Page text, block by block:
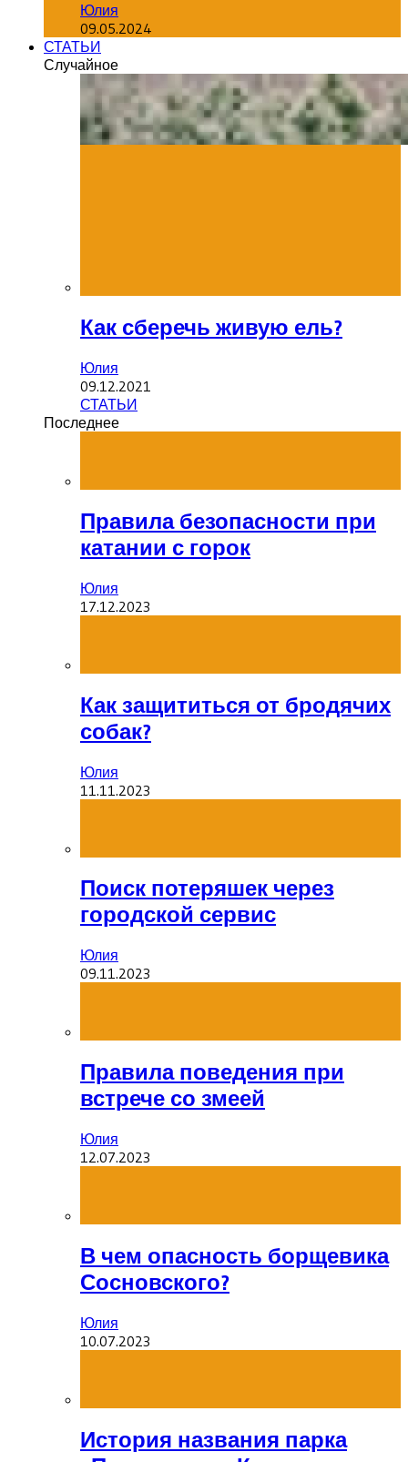
Юлия
09.05.2024
СТАТЬИ
Случайное
Как сберечь живую ель?
Юлия
09.12.2021
СТАТЬИ
Последнее
Правила безопасности при
катании с горок
Юлия
17.12.2023
Как защититься от бродячих
собак?
Юлия
11.11.2023
Поиск потеряшек через
городской сервис
Юлия
09.11.2023
Правила поведения при
встрече со змеей
Юлия
12.07.2023
В чем опасность борщевика
Сосновского?
Юлия
10.07.2023
История названия парка